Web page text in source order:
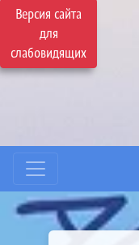
Версия сайта
для
слабовидящих